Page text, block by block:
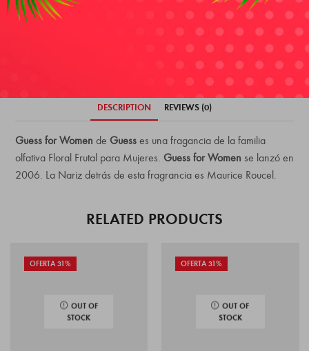
Productos 100% Originales y Precios más convenientes.
DESCRIPTION REVIEWS (0)
Guess for Women de Guesses una fragancia de la familia
olfativa Floral Frutal para Mujeres. Guess for Women se lanzó en
2006. La Nariz detrás de esta fragrancia es Maurice Roucel.
RELATED PRODUCTS
OFERTA 31%
OUT OF
STOCK
OFERTA 31%
OUT OF
STOCK